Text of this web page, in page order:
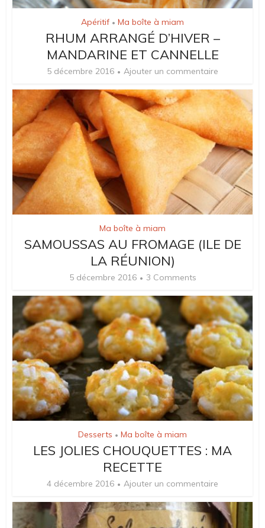
Apéritif • Ma boîte à miam
RHUM ARRANGÉ D’HIVER –
MANDARINE ET CANNELLE
5 décembre 2016 Ajouter un commentaire
Ma boîte à miam
SAMOUSSAS AU FROMAGE (ILE DE
LA RÉUNION)
5 décembre 2016 3 Comments
Desserts • Ma boîte à miam
LES JOLIES CHOUQUETTES : MA
RECETTE
4 décembre 2016 Ajouter un commentaire